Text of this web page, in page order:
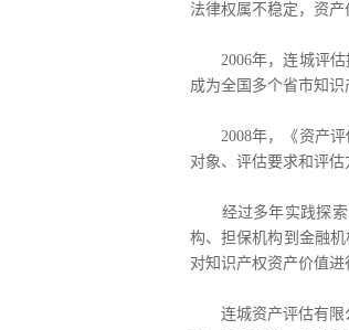
法律权属不稳定，资
2006年，连城评估提
成为全国多个省市知
2008年，《资产评
对象、评估要求和评
经过多年实践探索
构、担保机构到金融
对知识产权资产价值进
连城资产评估有限公